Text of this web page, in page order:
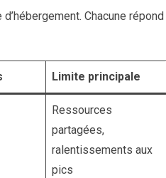
Chacune répond
Limite principale
Ressources
partagées,
ralentissements aux
pics